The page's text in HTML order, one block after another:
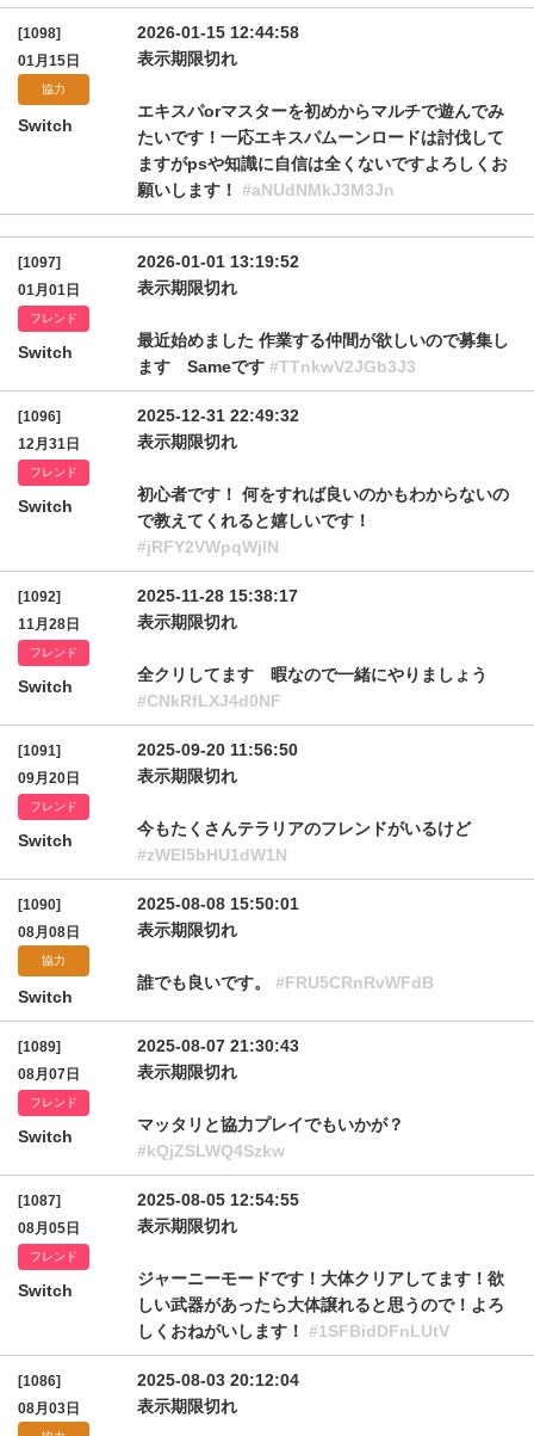
[1098]
01月15日
協力
Switch
2026-01-15 12:44:58
表示期限切れ
エキスパorマスターを初めからマルチで遊んでみ
たいです！一応エキスパムーンロードは討伐して
ますがpsや知識に自信は全くないですよろしくお
願いします！ #aNUdNMkJ3M3Jn
[1097]
01月01日
フレンド
Switch
2026-01-01 13:19:52
表示期限切れ
最近始めました 作業する仲間が欲しいので募集し
ます Sameです #TTnkwV2JGb3J3
[1096]
12月31日
フレンド
Switch
2025-12-31 22:49:32
表示期限切れ
初心者です！ 何をすれば良いのかもわからないの
で教えてくれると嬉しいです！
#jRFY2VWpqWjlN
[1092]
11月28日
フレンド
Switch
2025-11-28 15:38:17
表示期限切れ
全クリしてます 暇なので一緒にやりましょう
#CNkRfLXJ4d0NF
[1091]
09月20日
フレンド
Switch
2025-09-20 11:56:50
表示期限切れ
今もたくさんテラリアのフレンドがいるけど
#zWEI5bHU1dW1N
[1090]
08月08日
協力
Switch
2025-08-08 15:50:01
表示期限切れ
誰でも良いです。 #FRU5CRnRvWFdB
[1089]
08月07日
フレンド
Switch
2025-08-07 21:30:43
表示期限切れ
マッタリと協力プレイでもいかが？
#kQjZSLWQ4Szkw
[1087]
08月05日
フレンド
Switch
2025-08-05 12:54:55
表示期限切れ
ジャーニーモードです！大体クリアしてます！欲
しい武器があったら大体譲れると思うので！よろ
しくおねがいします！ #1SFBidDFnLUtV
[1086]
08月03日
2025-08-03 20:12:04
表示期限切れ